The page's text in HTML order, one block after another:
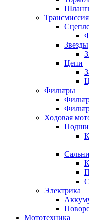
Трансмиссия
Звезды
Цепи
Фильтры
Ходовая
Электрика
Мототехника